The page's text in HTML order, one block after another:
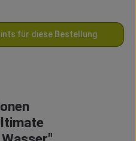
für diese Bestellung